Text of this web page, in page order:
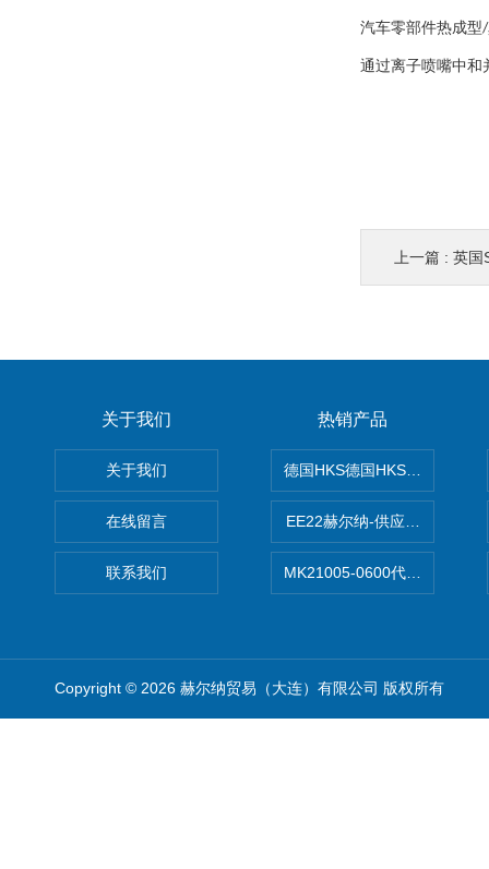
汽车零部件热成型/
通过离子喷嘴中和
上一篇 : 英国
关于我们
关于我们
在线留言
联系我们
热销产品
德国HKS德国HKS液压旋转摆
EE22赫尔纳-供应
MK21005-0600代理德国MK
Copyright © 2026 赫尔纳贸易（大连）有限公司 版权所有